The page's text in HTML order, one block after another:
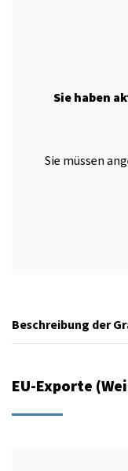
Sie haben
Sie müssen
Beschreibung der
EU-Exporte